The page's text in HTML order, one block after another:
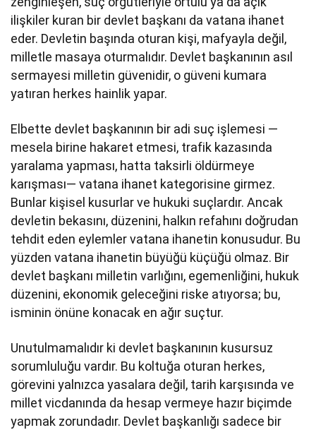
ilişkiler kuran bir devlet başkanı da vatana ihanet
eder. Devletin başında oturan kişi, mafyayla değil,
milletle masaya oturmalıdır. Devlet başkanının asıl
sermayesi milletin güvenidir, o güveni kumara
yatıran herkes hainlik yapar.
Elbette devlet başkanının bir adi suç işlemesi —
mesela birine hakaret etmesi, trafik kazasında
yaralama yapması, hatta taksirli öldürmeye
karışması— vatana ihanet kategorisine girmez.
Bunlar kişisel kusurlar ve hukuki suçlardır. Ancak
devletin bekasını, düzenini, halkın refahını doğrudan
tehdit eden eylemler vatana ihanetin konusudur. Bu
yüzden vatana ihanetin büyüğü küçüğü olmaz. Bir
devlet başkanı milletin varlığını, egemenliğini, hukuk
düzenini, ekonomik geleceğini riske atıyorsa; bu,
isminin önüne konacak en ağır suçtur.
Unutulmamalıdır ki devlet başkanının kusursuz
sorumluluğu vardır. Bu koltuğa oturan herkes,
görevini yalnızca yasalara değil, tarih karşısında ve
millet vicdanında da hesap vermeye hazır biçimde
yapmak zorundadır. Devlet başkanlığı sadece bir